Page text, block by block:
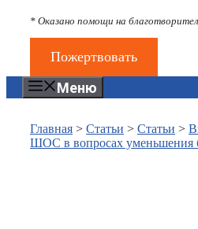
* Оказано помощи на
Пожертвовать
Меню
Главная > Статьи > Статьи >
ШОС в вопросах уменьшения